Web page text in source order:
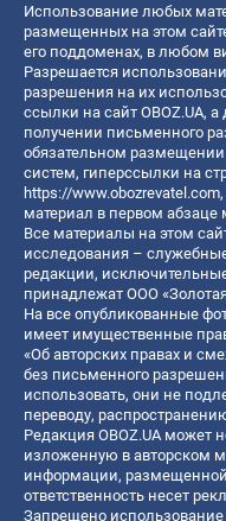
Использование любых
размещенных на этом
его поддоменах, в любом
Разрешается
разрешения на их
ссылки на сайт OBOZ.UA,
получении письменного
обязательном
систем, гиперссылки на
https://www.obozrevatel.com
материал в первом абзаце
Все материалы на этом
исследования –
редакции,
принадлежат ООО
На все опубликованные
имеет имущественные
«Об авторских правах и
без письменного
использовать, они не
переводу,
Редакция OBOZ.UA может
изложенную в авторском
информации,
ответственность несет
Запрещено